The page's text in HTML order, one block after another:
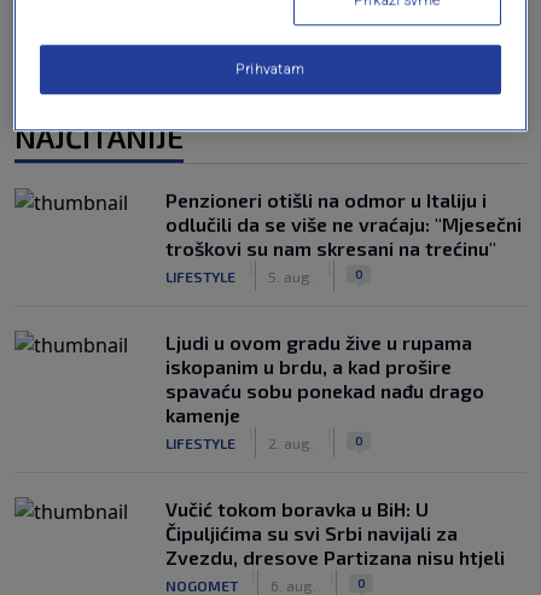
NAJČITANIJE
Penzioneri otišli na odmor u Italiju i
odlučili da se više ne vraćaju: "Mjesečni
troškovi su nam skresani na trećinu"
LIFESTYLE 5. aug. 0
Ljudi u ovom gradu žive u rupama
iskopanim u brdu, a kad prošire
spavaću sobu ponekad nađu drago
kamenje
LIFESTYLE 2. aug. 0
Vučić tokom boravka u BiH: U
Čipuljićima su svi Srbi navijali za
Zvezdu, dresove Partizana nisu htjeli
NOGOMET 6. aug. 0
Prihvatam